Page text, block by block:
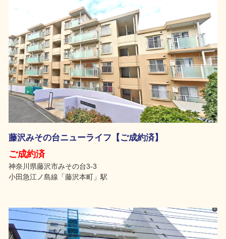
藤沢みその台ニューライフ【ご成約済】
ご成約済
神奈川県藤沢市みその台3-3
小田急江ノ島線「藤沢本町」駅